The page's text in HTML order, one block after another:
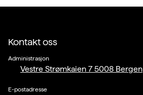
Kontakt oss
Administrasjon
Vestre Strømkaien 7 5008 Bergen
E-postadresse